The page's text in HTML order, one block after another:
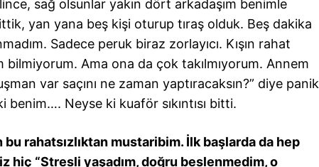
sağ olsunlar yakın dört arkadaşım benimle
yan yana beş kişi oturup tıraş olduk. Beş dakika
Sadece peruk biraz zorlayıcı. Kışın rahat
bilmiyorum. Ama ona da çok takılmıyorum. Annem
var saçını ne zaman yaptıracaksın?” diye panik
Neyse ki kuaför sıkıntısı bitti.
rahatsızlıktan mustaribim. İlk başlarda da hep
hiç “Stresli yaşadım, doğru beslenmedim, o